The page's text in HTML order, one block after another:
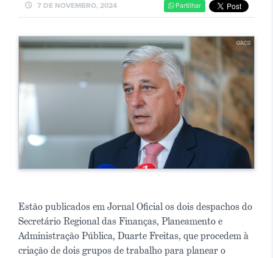
schedule 7 DE NOVEMBRO, 2024 Partilhar
Estão publicados em Jornal Oficial os dois despachos do
Secretário Regional das Finanças, Planeamento e
Administração Pública, Duarte Freitas, que procedem à
criação de dois grupos de trabalho para planear o